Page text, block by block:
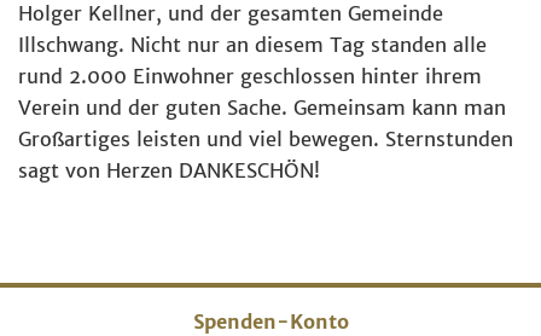
Holger Kellner, und der gesamten Gemeinde
Illschwang. Nicht nur an diesem Tag standen alle
rund 2.000 Einwohner geschlossen hinter ihrem
Verein und der guten Sache. Gemeinsam kann man
Großartiges leisten und viel bewegen. Sternstunden
sagt von Herzen DANKESCHÖN!
Spenden-Konto